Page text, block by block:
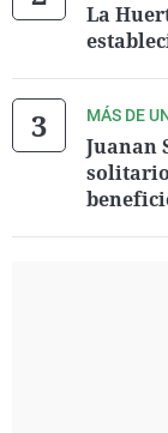
La
MÁS DE
Juanan